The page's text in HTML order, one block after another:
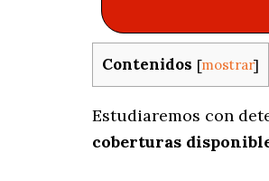
Contenidos [mostrar]
Estudiaremos con
coberturas